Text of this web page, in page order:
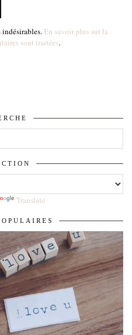
En savoir plus sur la
sont traitées.
Translate